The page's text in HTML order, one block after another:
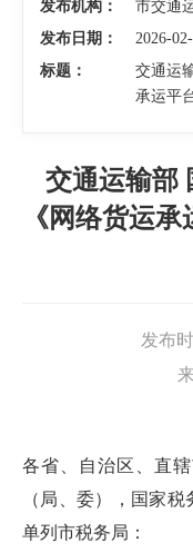
发布机构：
市交通
发布日期：
2026-
标题：
交通运
承运平
交通运输部
《网络货运
发布
各省、自治区、直
（局、委），国家
单列市税务局：